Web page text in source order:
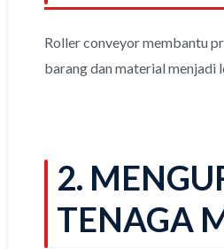
Roller conveyor membantu
barang dan material menjadi
2.
TENAGA